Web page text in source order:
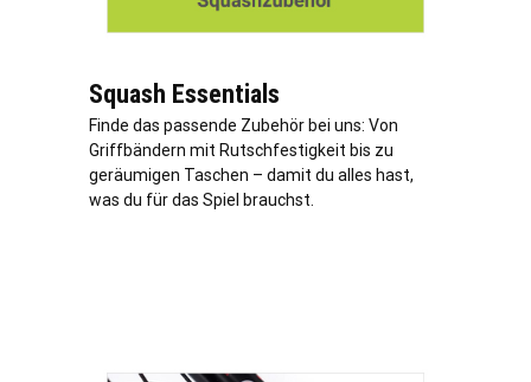
Squash Essentials
Finde das passende Zubehör bei uns: Von
Griffbändern mit Rutschfestigkeit bis zu
geräumigen Taschen – damit du alles hast,
was du für das Spiel brauchst.